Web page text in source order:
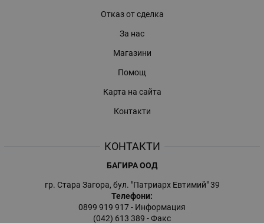
Отказ от сделка
За нас
Магазини
Помощ
Карта на сайта
Контакти
КОНТАКТИ
БАГИРА ООД
гр. Стара Загора, бул. "Патриарх Евтимий" 39
Телефони:
0899 919 917- Информация
(042) 613 389 - Факс